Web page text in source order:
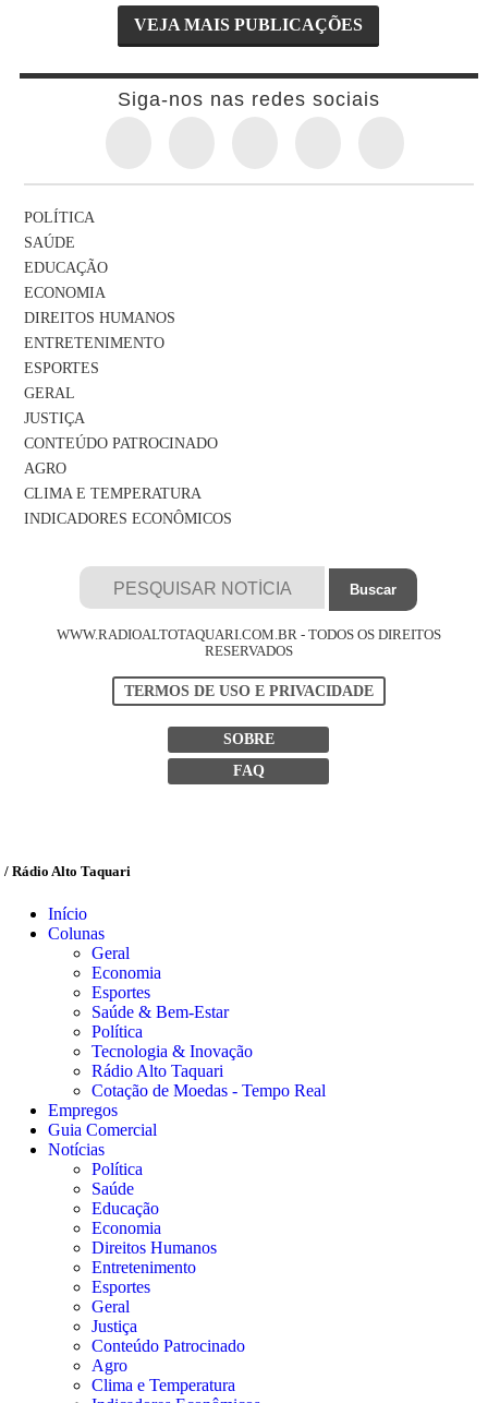
VEJA MAIS PUBLICAÇÕES
Siga-nos nas redes sociais
POLÍTICA
SAÚDE
EDUCAÇÃO
ECONOMIA
DIREITOS HUMANOS
ENTRETENIMENTO
ESPORTES
GERAL
JUSTIÇA
CONTEÚDO PATROCINADO
AGRO
CLIMA E TEMPERATURA
INDICADORES ECONÔMICOS
WWW.RADIOALTOTAQUARI.COM.BR - TODOS OS DIREITOS
RESERVADOS
TERMOS DE USO E PRIVACIDADE
SOBRE
FAQ
/ Rádio Alto Taquari
Início
Colunas
Geral
Economia
Esportes
Saúde & Bem-Estar
Política
Tecnologia & Inovação
Rádio Alto Taquari
Cotação de Moedas - Tempo Real
Empregos
Guia Comercial
Notícias
Política
Saúde
Educação
Economia
Direitos Humanos
Entretenimento
Esportes
Geral
Justiça
Conteúdo Patrocinado
Agro
Clima e Temperatura